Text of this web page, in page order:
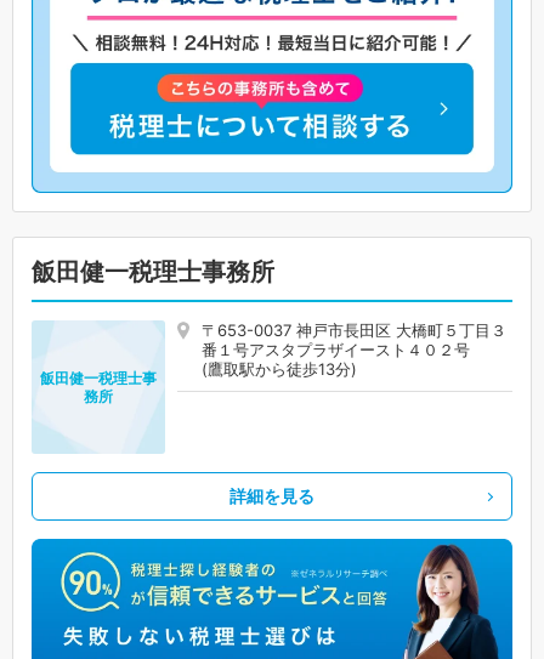
飯田健一税理士事務所
〒653-0037 神戸市長田区 大橋町５丁目３
番１号アスタプラザイースト４０２号
(鷹取駅から徒歩13分)
飯田健一税理士事
務所
詳細を見る